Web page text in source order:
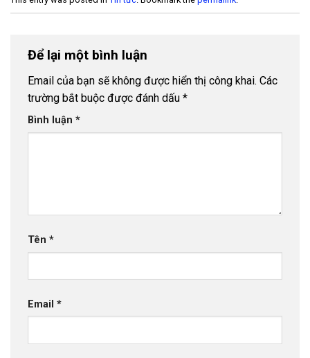
Nhà Phân Phối Ống Nhựa Tiền Phong Tại Sơn Tây
Nhà Phân Phối Ống Nhựa Tiền Phong Tại Long
Biên
- 16 Tháng 4, 2023
Nhà Phân Phối Ống Nhựa Tiền Phong Tại Hoàn
Kiếm
- 15 Tháng 4, 2023
Nhà Phân Phối Ống Nhựa Tiền Phong Tại Gia Lâm
Nhà Phân Phối Ống Nhựa Tiền Phong tại Phú
Nhà Phân Phối Ống Nhựa Tiền Phong Tại Thanh
Để lại một bình luận
Email của bạn sẽ không được hiển thị công khai. Các
trường bắt buộc được đánh dấu *
Bình luận *
Tên *
Email *